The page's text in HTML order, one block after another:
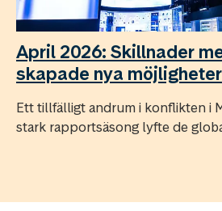
April 2026: Skillnader
skapade nya möjligheter
Ett tillfälligt andrum i konflikten i
stark rapportsäsong lyfte de